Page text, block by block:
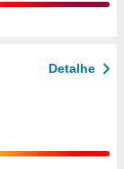
Detalhe